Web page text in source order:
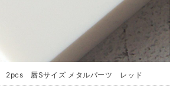
2pcs 唇Sサイズ メタルパーツ レッド